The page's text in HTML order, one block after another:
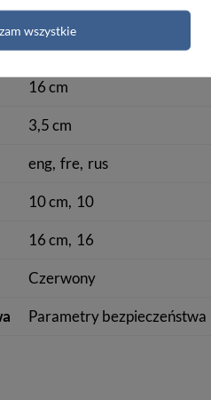
10 cm
16 cm
3,5 cm
eng fre rus
10 cm 10
16 cm 16
Czerwony
Parametry bezpieczeństwa
wszystkie